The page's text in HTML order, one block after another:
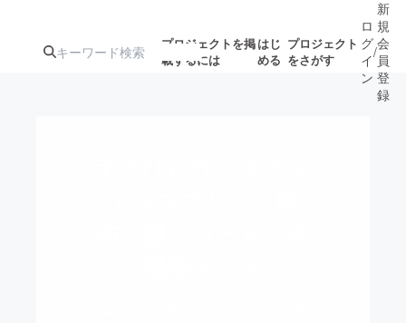
プロジェクトを掲
載するには
はじ
める
プロジェクト
をさがす
ロ
グ
イ
ン
/
新
規
会
員
登
録